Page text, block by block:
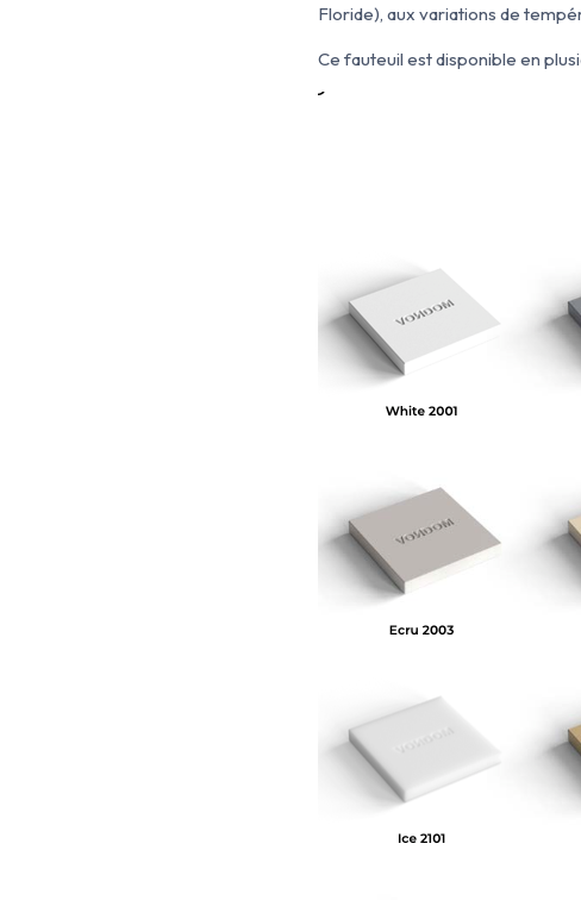
Floride), aux variations de
Ce fauteuil est disponible en